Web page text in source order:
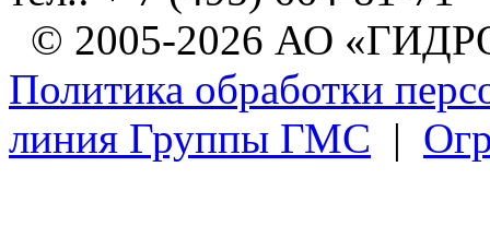
© 2005-2026 АО
Политика обработки
линия Группы ГМС |